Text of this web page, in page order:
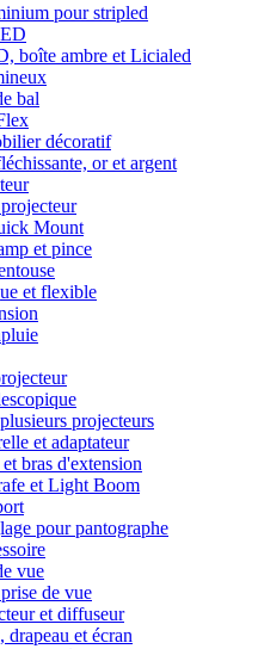
pour stripled
boîte ambre et Licialed
bal
décoratif
or et argent
Mount
et pince
et flexible
projecteurs
et adaptateur
bras d'extension
et Light Boom
pour pantographe
vue
de vue
et diffuseur
et écran